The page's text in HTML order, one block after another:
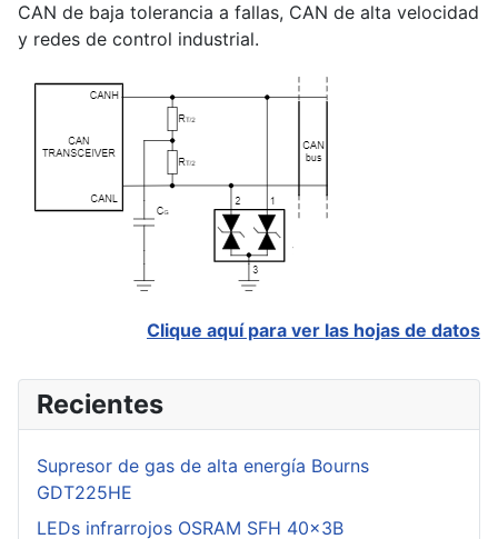
CAN de baja tolerancia a fallas, CAN de alta velocidad
y redes de control industrial.
Clique aquí para ver las hojas de datos
Recientes
Supresor de gas de alta energía Bourns
GDT225HE
LEDs infrarrojos OSRAM SFH 40x3B